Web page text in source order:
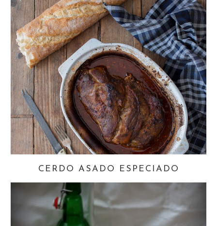
CERDO ASADO ESPECIADO